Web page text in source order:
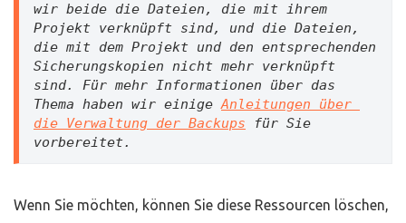
wir beide die Dateien, die mit ihrem
Projekt verknüpft sind, und die Dateien,
die mit dem Projekt und den entsprechenden
Sicherungskopien nicht mehr verknüpft
sind. Für mehr Informationen über das
Thema haben wir einige Anleitungen über
die Verwaltung der Backups für Sie
vorbereitet.
Wenn Sie möchten, können Sie diese Ressourcen löschen,